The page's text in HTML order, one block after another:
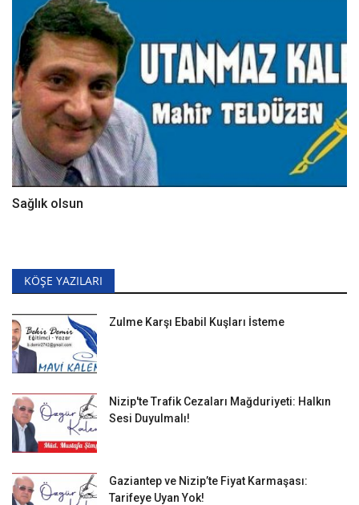
Sağlık olsun
KÖŞE YAZILARI
Zulme Karşı Ebabil Kuşları İsteme
Nizip'te Trafik Cezaları Mağduriyeti: Halkın
Sesi Duyulmalı!
Gaziantep ve Nizip’te Fiyat Karmaşası:
Tarifeye Uyan Yok!